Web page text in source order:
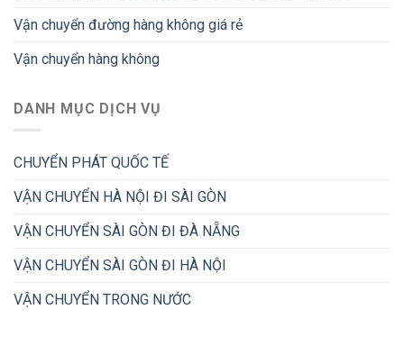
Vận chuyển đường hàng không giá rẻ
Vận chuyển hàng không
DANH MỤC DỊCH VỤ
CHUYỂN PHÁT QUỐC TẾ
VẬN CHUYỂN HÀ NỘI ĐI SÀI GÒN
VẬN CHUYỂN SÀI GÒN ĐI ĐÀ NẴNG
VẬN CHUYỂN SÀI GÒN ĐI HÀ NỘI
VẬN CHUYỂN TRONG NƯỚC